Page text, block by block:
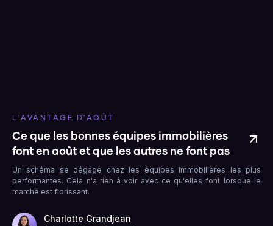
L'AVANTAGE D'AOÛT
Ce que les bonnes équipes immobilières
font en août et que les autres ne font pas
Un schéma se dégage chez les équipes immobilières les plus
performantes. Cela n'a rien à voir avec ce qu'elles font lorsque le
marché est florissant.
Charlotte Grandjean